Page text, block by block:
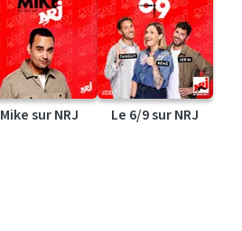
Mike sur NRJ Le 6/9 sur NRJ